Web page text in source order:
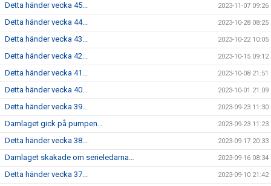
Detta händer vecka 45... 2023-11-07 09:26
Detta händer vecka 44... 2023-10-28 08:25
Detta händer vecka 43... 2023-10-22 10:05
Detta händer vecka 42... 2023-10-15 09:12
Detta händer vecka 41... 2023-10-08 21:51
Detta händer vecka 40... 2023-10-01 21:09
Detta händer vecka 39... 2023-09-23 11:30
Damlaget gick på pumpen… 2023-09-23 11:23
Detta händer vecka 38... 2023-09-17 20:33
Damlaget skakade om serieledarna… 2023-09-16 08:34
Detta händer vecka 37... 2023-09-10 21:42